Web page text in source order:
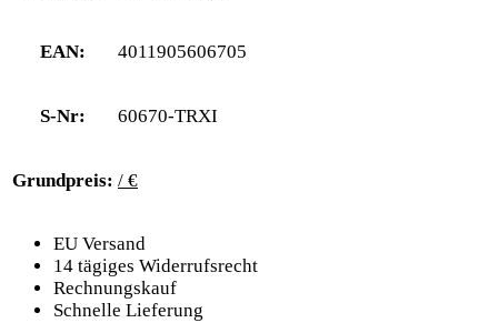
EAN: 4011905606705
S-Nr: 60670-TRXI
Grundpreis: / €
EU Versand
14 tägiges Widerrufsrecht
Rechnungskauf
Schnelle Lieferung